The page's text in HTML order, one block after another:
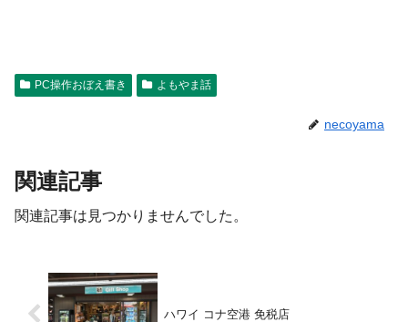
PC操作おぼえ書き よもやま話
necoyama
関連記事
関連記事は見つかりませんでした。
ハワイ コナ空港 免税店